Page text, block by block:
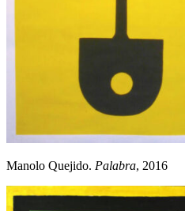
Manolo Quejido. Palabra, 2016